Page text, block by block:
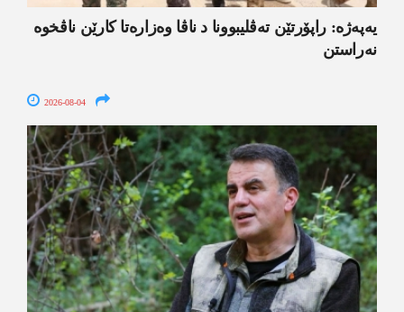
یەپەژە: راپۆرتێن تەڤلیبوونا د ناڤا وەزارەتا کارێن ناڤخوە
نەراستن
2026-08-04